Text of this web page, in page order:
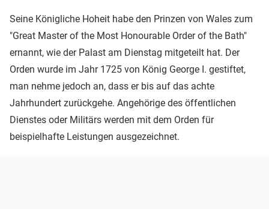
Seine Königliche Hoheit habe den Prinzen von Wales zum
"Great Master of the Most Honourable Order of the Bath"
ernannt, wie der Palast am Dienstag mitgeteilt hat. Der
Orden wurde im Jahr 1725 von König George I. gestiftet,
man nehme jedoch an, dass er bis auf das achte
Jahrhundert zurückgehe. Angehörige des öffentlichen
Dienstes oder Militärs werden mit dem Orden für
beispielhafte Leistungen ausgezeichnet.